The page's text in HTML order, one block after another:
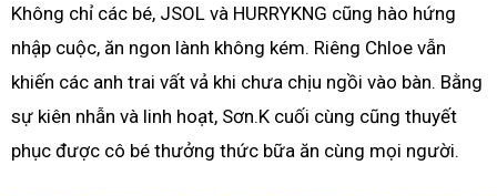
Không chỉ các bé, JSOL và HURRYKNG cũng hào hứng
nhập cuộc, ăn ngon lành không kém. Riêng Chloe vẫn
khiến các anh trai vất vả khi chưa chịu ngồi vào bàn. Bằng
sự kiên nhẫn và linh hoạt, Sơn.K cuối cùng cũng thuyết
phục được cô bé thưởng thức bữa ăn cùng mọi người.